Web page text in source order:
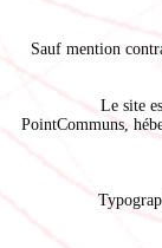
Sauf mention
Le site
PointCommuns ,